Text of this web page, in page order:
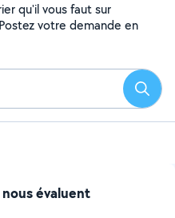
qu'il vous faut sur
votre demande en
évaluent